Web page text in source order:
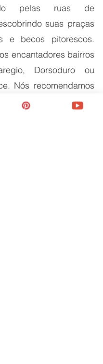
pelas ruas de
suas praças
e becos pitorescos.
encantadores bairros
Dorsoduro ou
Nós recomendamos
porque além